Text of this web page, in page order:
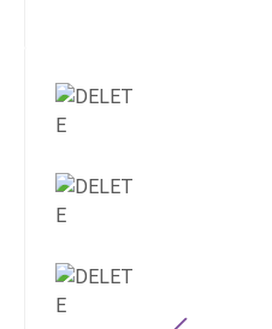
Bildergalerie überspringen